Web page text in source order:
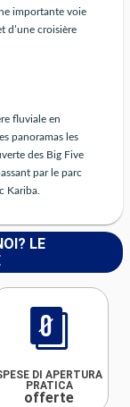
importante voie
d’une croisière
fluviale en
panoramas les
des Big Five
par le parc
Kariba.
LE
DI APERTURA
PRATICA
offerte